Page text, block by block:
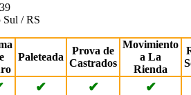
Sul / RS
Paleteada
Prova de
Castrados
Movimiento
a La
Rienda
✔ ✔ ✔